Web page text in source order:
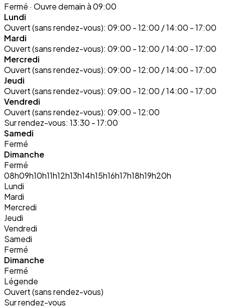
Fermé · Ouvre demain à 09:00
Lundi
Ouvert (sans rendez-vous): 09:00 - 12:00 / 14:00 - 17:00
Mardi
Ouvert (sans rendez-vous): 09:00 - 12:00 / 14:00 - 17:00
Mercredi
Ouvert (sans rendez-vous): 09:00 - 12:00 / 14:00 - 17:00
Jeudi
Ouvert (sans rendez-vous): 09:00 - 12:00 / 14:00 - 17:00
Vendredi
Ouvert (sans rendez-vous): 09:00 - 12:00
Sur rendez-vous: 13:30 - 17:00
Samedi
Fermé
Dimanche
Fermé
08h09h10h11h12h13h14h15h16h17h18h19h20h
Lundi
Mardi
Mercredi
Jeudi
Vendredi
Samedi
Fermé
Dimanche
Fermé
Légende
Ouvert (sans rendez-vous)
Sur rendez-vous